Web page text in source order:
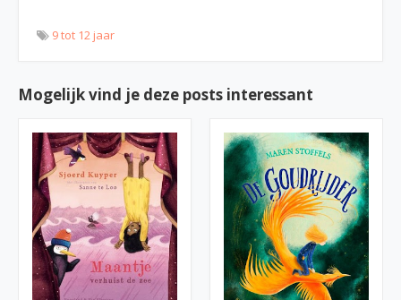
9 tot 12 jaar
Mogelijk vind je deze posts interessant